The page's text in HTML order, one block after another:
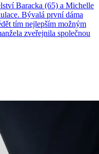
Baracka (65) a Michelle
Bývalá první dáma
tím nejlepším možným
zveřejnila společnou